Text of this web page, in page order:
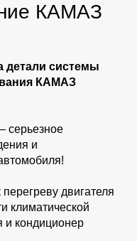
КАМАЗ
детали системы
КАМАЗ
серьезное
и
двигателя
климатической
и кондиционер